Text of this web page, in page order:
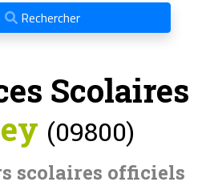
Rechercher
Scolaires
(09800)
scolaires officiels